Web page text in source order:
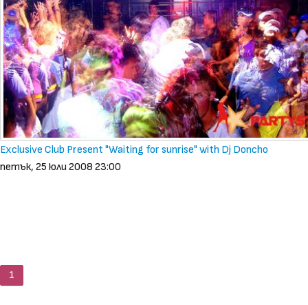
Exclusive Club Present "Waiting for sunrise" with Dj Doncho
петък, 25 юли 2008 23:00
1